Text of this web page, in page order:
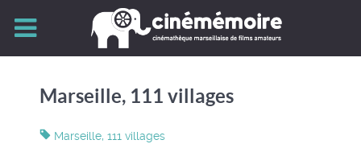
Marseille, 111 villages
Marseille, 111 villages